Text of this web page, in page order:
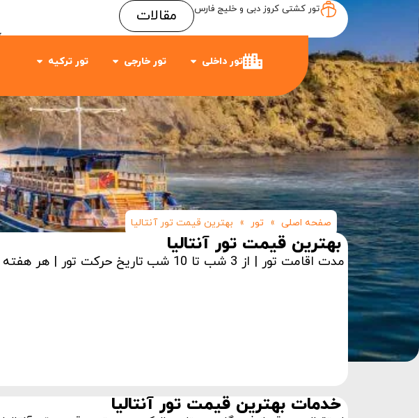
تور کشتی کروز دبی و خلیج فارس مقالات
تور داخلی تور خارجی تور ترکیه
Item #1
Item #3
صفحه اصلی » تور » بهترین قیمت تور آنتالیا
بهترین قیمت تور آنتالیا
مدت اقامت تور | از 3 شب تا 10 شب تاریخ حرکت تور | هر هفته
خدمات بهترین قیمت تور آنتالیا